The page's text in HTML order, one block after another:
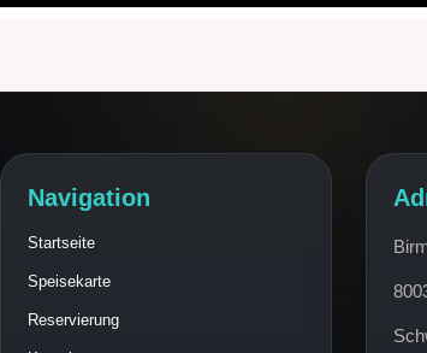
Navigation
Startseite
Speisekarte
Reservierung